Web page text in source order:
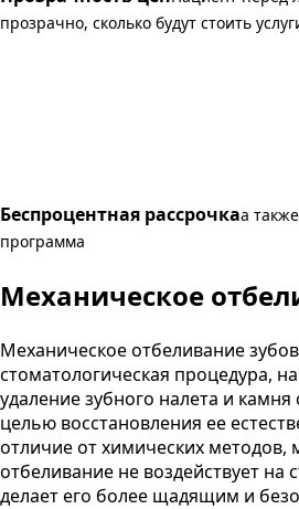
прозрачно, сколько будут стоить
Беспроцентная рассрочкаа
программа
Механическое
Механическое отбеливание
стоматологическая процедура,
удаление зубного налета и
целью восстановления ее
отличие от химических методов,
отбеливание не воздействует на
делает его более щадящим и